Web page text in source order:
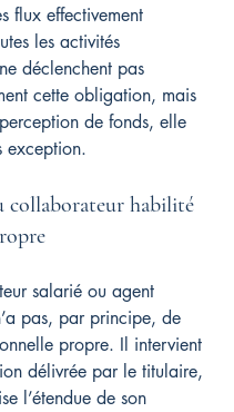
flux effectivement
les activités
déclenchent pas
cette obligation, mais
de fonds, elle
exception.
collaborateur habilité
salarié ou agent
pas, par principe, de
propre. Il intervient
délivrée par le titulaire,
l’étendue de son